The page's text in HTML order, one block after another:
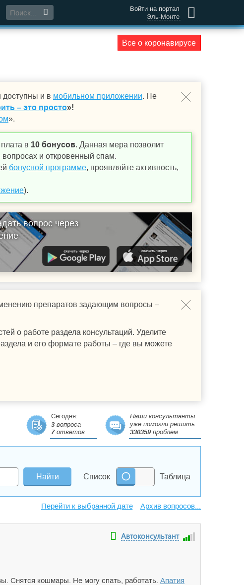
Войти на портал
Эль-Монте
Все о коронавирусе
доступны и в мобильном приложении. Не
– это просто»!
».
в 10 бонусов. Данная мера позволит
вопросах и откровенный спам.
бонусной программе, проявляйте активность,
).
вопрос через
препаратов задающим вопросы –
о работе раздела консультаций. Уделите
и его формате работы – где вы можете
Сегодня:
3 вопроса
7ответов
Наши консультанты
уже помогли решить
330359проблем
Таблица
Список
Архив вопросов...
Автоконсультант
Снятся кошмары. Не могу спать, работать. Апатия